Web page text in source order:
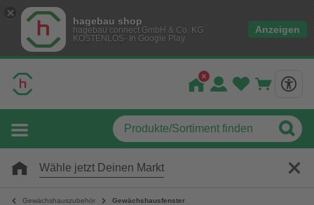
hagebau shop
hagebau connect GmbH & Co. KG
KOSTENLOS- In Google Play
Anzeigen
Wähle jetzt Deinen Markt
Gewächshauszubehör Gewächshausfenster